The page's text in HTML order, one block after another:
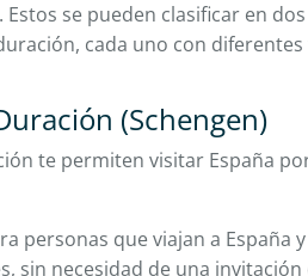
se pueden clasificar en
cada uno con diferentes
(Schengen)
te permiten visitar España
personas que viajan a España
sin necesidad de una